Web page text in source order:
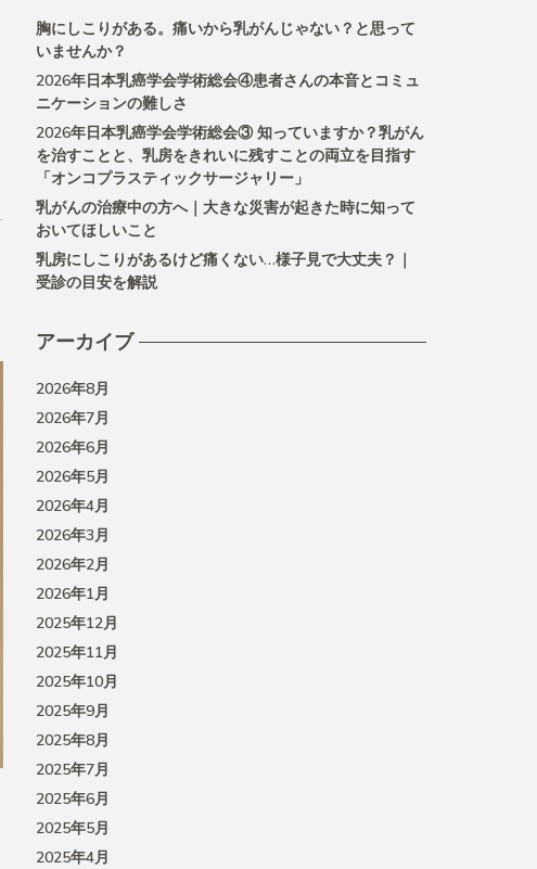
胸にしこりがある。痛いから乳がんじゃない？と思って
いませんか？
2026年日本乳癌学会学術総会④患者さんの本音とコミュ
ニケーションの難しさ
2026年日本乳癌学会学術総会③ 知っていますか？乳がん
を治すことと、乳房をきれいに残すことの両立を目指す
「オンコプラスティックサージャリー」
乳がんの治療中の方へ｜大きな災害が起きた時に知って
おいてほしいこと
乳房にしこりがあるけど痛くない…様子見で大丈夫？｜
受診の目安を解説
アーカイブ
2026年8月
2026年7月
2026年6月
2026年5月
2026年4月
2026年3月
2026年2月
2026年1月
2025年12月
2025年11月
2025年10月
2025年9月
2025年8月
2025年7月
2025年6月
2025年5月
2025年4月